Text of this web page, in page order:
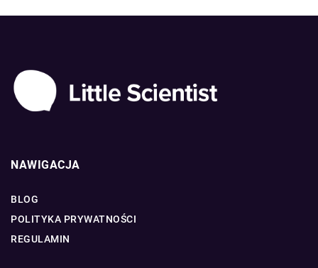
NAWIGACJA
BLOG
POLITYKA PRYWATNOŚCI
REGULAMIN